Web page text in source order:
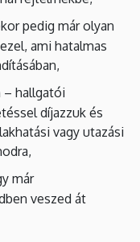
pedig már olyan
ami hatalmas
– hallgatói
díjazzuk és
vagy utazási
már
veszed át